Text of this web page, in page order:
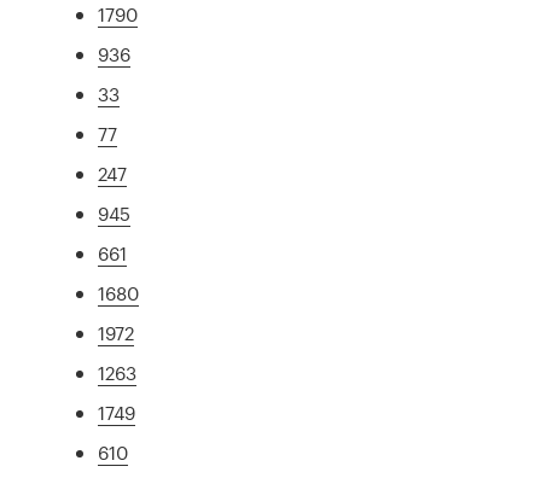
1790
936
33
77
247
945
661
1680
1972
1263
1749
610